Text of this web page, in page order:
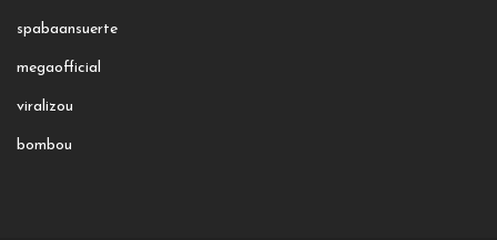
spabaansuerte
megaofficial
viralizou
bombou